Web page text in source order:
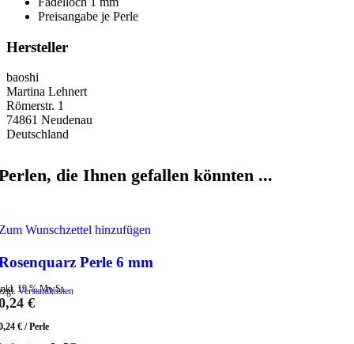
Preisangabe je Perle
Hersteller
baoshi
Martina Lehnert
Römerstr. 1
74861 Neudenau
Deutschland
die Ihnen gefallen könnten ...
Wunschzettel hinzufügen
Perle 6 mm
19 % MwSt.
Versandkosten
€
€ /Perle